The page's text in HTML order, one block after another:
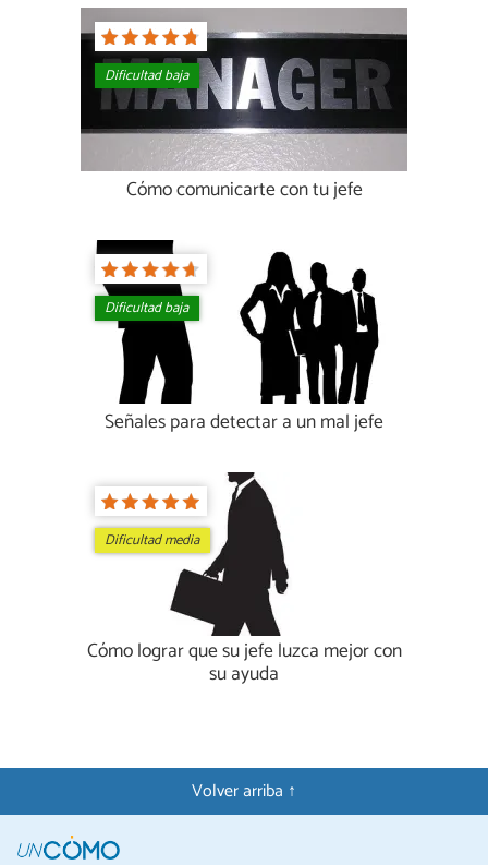
Dificultad baja
Cómo comunicarte con tu jefe
Dificultad baja
Señales para detectar a un mal jefe
Dificultad media
Cómo lograr que su jefe luzca mejor con
su ayuda
Volver arriba ↑